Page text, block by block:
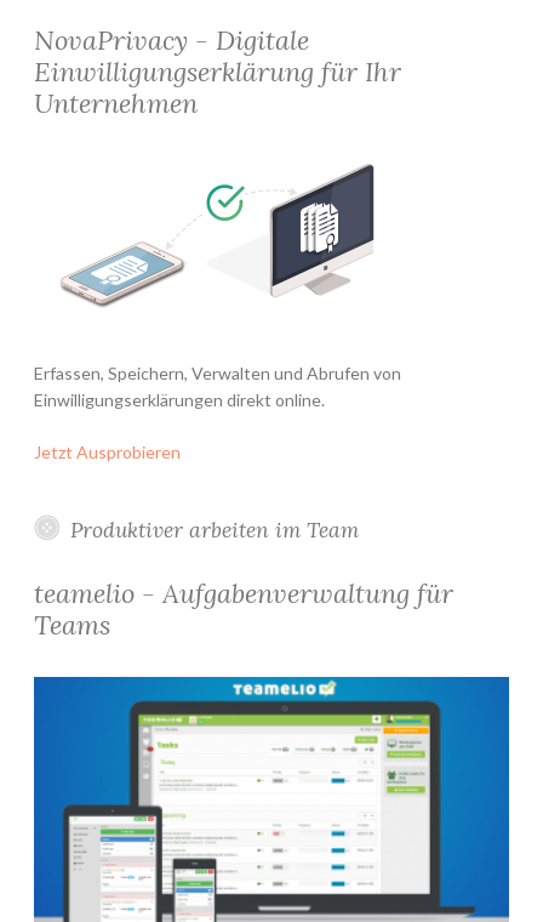
NovaPrivacy - Digitale
Einwilligungserklärung für Ihr
Unternehmen
Erfassen, Speichern, Verwalten und Abrufen von
Einwilligungserklärungen direkt online.
Jetzt Ausprobieren
Produktiver arbeiten im Team
teamelio - Aufgabenverwaltung für
Teams